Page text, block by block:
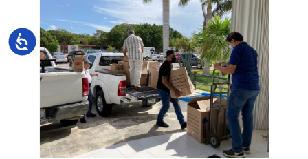
Accesibilidad